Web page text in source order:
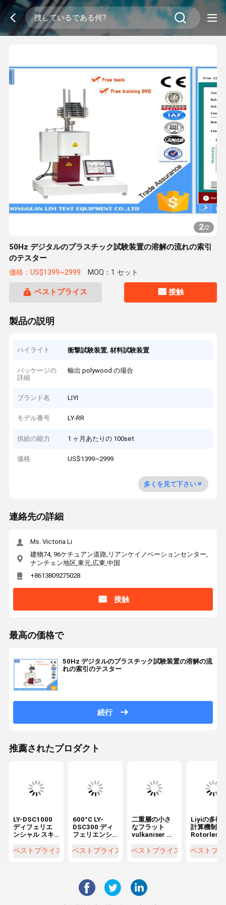
2/2
50Hz デジタルのプラスチック試験装置の溶解の流れの索引
のテスター
価格：US$1399~2999 MOQ：1 セット
ベストプライス 接触
製品の説明
ハイライト 衝撃試験装置,材料試験装置
パッケージの
詳細
輸出 polywood の場合
ブランド名 LIYI
モデル番号 LY-RR
供給の能力 1 ヶ月あたりの 100set
価格 US$1399~2999
多くを見て下さい
連絡先の詳細
Ms. Victoria Li
建物74, 96ケチュアン道路,リアンケイノベーションセンター,
ナンチェン地区,東元,広東,中国
+8613809275028
接触
最高の価格で
50Hz デジタルのプラスチック試験装置の溶解の流
れの索引のテスター
続行
推薦されたプロダクト
LY-DSC1000
ディフェリエ
ンシャル スキ
ーター 温度
ベストプライス
600°C LY-
DSC300 ディ
フェリエンシ
カロリメータ
ベストプライス
二重層の小さ
なフラット
vulkaniser ホ
ラスチックの
ベストプライス
Liyiの多機
計算機制御
Rotorless
ベストプ